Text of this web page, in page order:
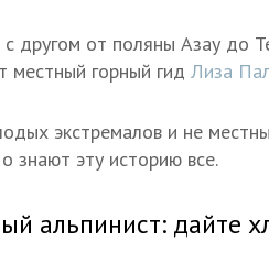
другом от поляны Азау до
местный горный гид Лиза
экстремалов и не
знают эту историю все.
альпинист: дайте